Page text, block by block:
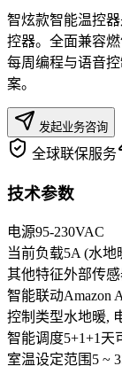
智炫款智能温控
控器。全面兼容
每周编程与语音
案。
发起业务咨询
全球联保服务
技术参数
电源95-230VAC
当前负载5A (水地
其他特征外部传
智能联动Amazon
控制类型水地暖,
智能调度5+1+1天
室温设定范围 5 ~